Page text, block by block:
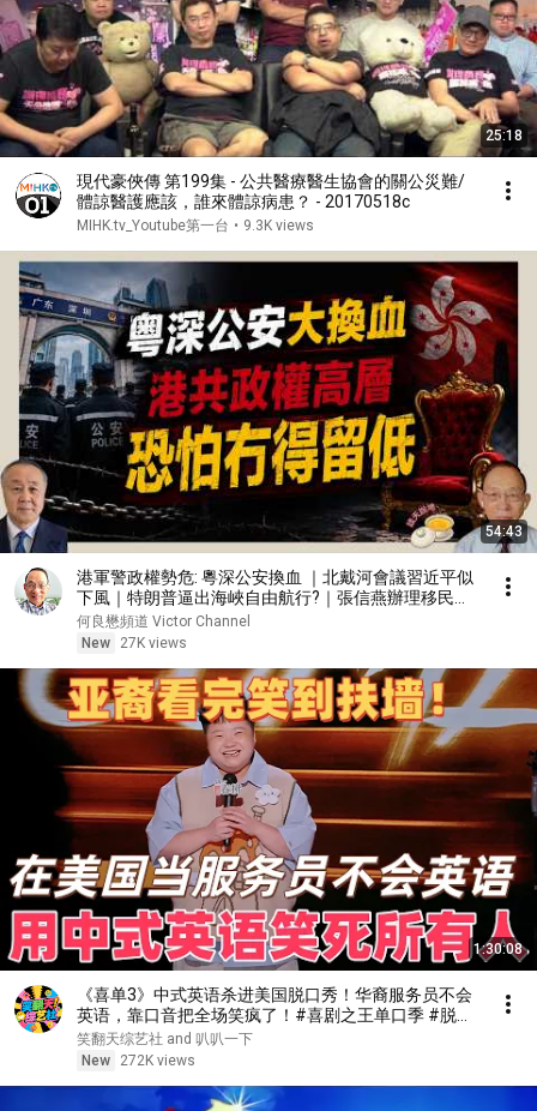
25:18
現代豪俠傳 第199集 - 公共醫療醫生協會的關公災難/
體諒醫護應該，誰來體諒病患？ - 20170518c
MIHK.tv_Youtube第一台 • 9.3K views
54:43
港軍警政權勢危: 粵深公安換血 ｜北戴河會議習近平似
下風｜特朗普逼出海峽自由航行?｜張信燕辦理移民安
頓手續［對話人間 EP78］#張信燕 #香港議會 #盛雪
#袁弓夷 #特朗普 #劉國周 #李家超
何良懋頻道 Victor Channel
New
27K views
1:30:08
《喜单3》中式英语杀进美国脱口秀！华裔服务员不会
英语，靠口音把全场笑疯了！#喜剧之王单口季 #脱口
秀 #搞笑 #喜剧 #funny #综艺
笑翻天综艺社 and 叭叭一下
New
272K views